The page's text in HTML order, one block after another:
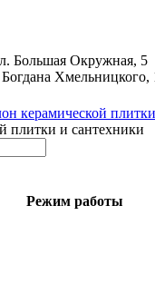
Большая Окружная, 5
Хмельницкого,
плитки и сантехники
Режим работы